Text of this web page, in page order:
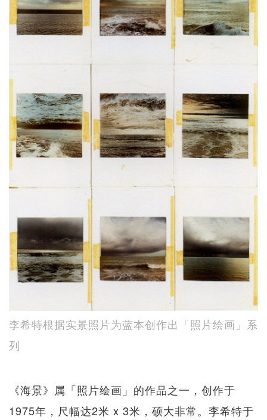
李希特根据实景照片为蓝本创作出「照片绘画」系
列
《海景》属「照片绘画」的作品之一，创作于
1975年，尺幅达2米 x 3米，硕大非常。李希特于